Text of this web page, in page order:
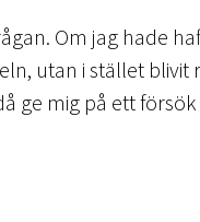
Om jag hade
utan i stället
ge mig på ett